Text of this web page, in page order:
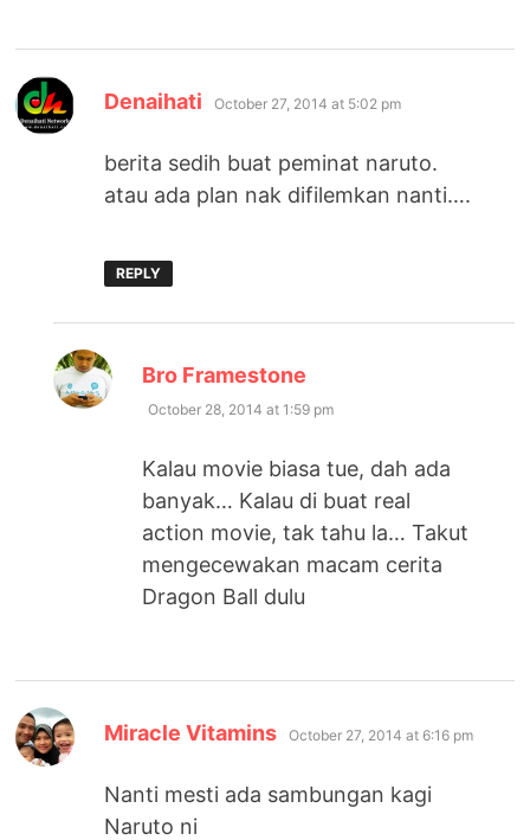
Denaihati says:
October 27, 2014 at 5:02 pm
berita sedih buat peminat naruto.
atau ada plan nak difilemkan nanti….
REPLY
Bro Framestone
October 28, 2014 at 1:59 pm
Kalau movie biasa tue, dah ada
banyak… Kalau di buat real
action movie, tak tahu la… Takut
mengecewakan macam cerita
Dragon Ball dulu
Miracle Vitamins says:
October 27, 2014 at 6:16 pm
Nanti mesti ada sambungan kagi
Naruto ni